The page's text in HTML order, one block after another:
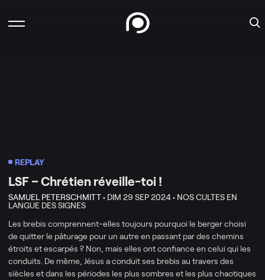
REPLAY
LSF – Chrétien réveille-toi !
SAMUEL PETERSCHMITT • DIM 29 SEP 2024 • NOS CULTES EN
LANGUE DES SIGNES
Les brebis comprennent-elles toujours pourquoi le berger choisi
de quitter le pâturage pour un autre en passant par des chemins
étroits et escarpés ? Non, mais elles ont confiance en celui qui les
conduits. De même, Jésus a conduit ses brebis au travers des
siècles et dans les périodes les plus sombres et les plus chaotiques